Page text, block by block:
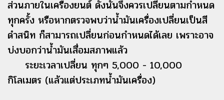
ส่วนภายในเครื่องยนต์ ดังนั้นจึงควรเปลี่ยนตามกำหนด
ทุกครั้ง หรือหากตรวจพบว่าน้ำมันเครื่องเปลี่ยนเป็นสี
ดำสนิท ก็สามารถเปลี่ยนก่อนกำหนดได้เลย เพราะอาจ
บ่งบอกว่าน้ำมันเสื่อมสภาพแล้ว
ระยะเวลาเปลี่ยน ทุกๆ 5,000 - 10,000
กิโลเมตร (แล้วแต่ประเภทน้ำมันเครื่อง)